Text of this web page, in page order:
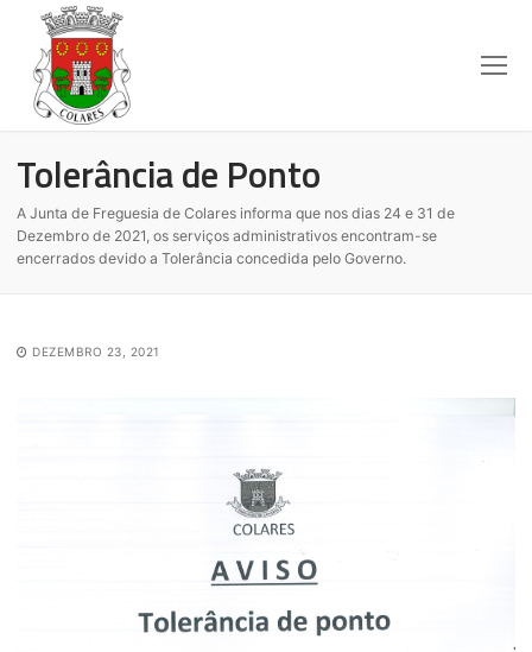
Tolerância de Ponto
A Junta de Freguesia de Colares informa que nos dias 24 e 31 de
Dezembro de 2021, os serviços administrativos encontram-se
encerrados devido a Tolerância concedida pelo Governo.
DEZEMBRO 23, 2021